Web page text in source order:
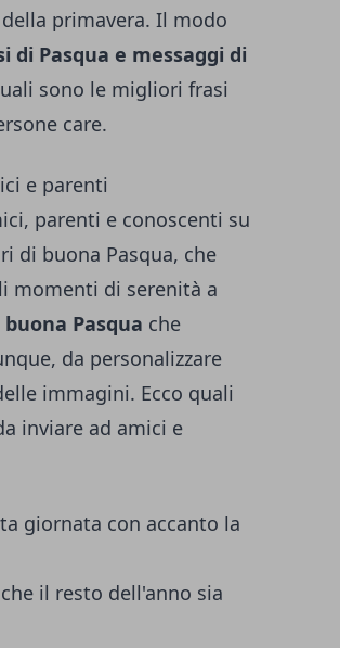
primavera. Il modo
di Pasqua e messaggi di
sono le migliori frasi
care.
e parenti
parenti e conoscenti su
di buona Pasqua, che
momenti di serenità a
Pasqua che
da personalizzare
immagini. Ecco quali
inviare ad amici e
giornata con accanto la
il resto dell'anno sia